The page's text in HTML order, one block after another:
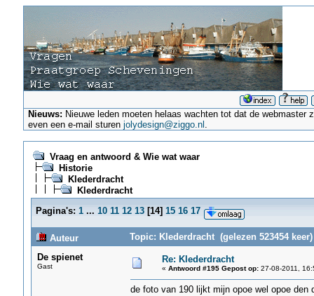
Nieuws: Nieuwe leden moeten helaas wachten tot dat de
even een e-mail sturenjolydesign@ziggo.nl .
Vraag en antwoord & Wie wat waar
Historie
Klederdracht
Klederdracht
Pagina's: 1 ... 10 11 12 13[14] 15 16 17
Auteur
Topic: Klederdracht (gelezen 523454 keer)
De spienet
Gast
Re: Klederdracht
« Antwoord #195 Gepost op:27-08-2011,
de foto van 190 lijkt mijn opoe wel opoe den